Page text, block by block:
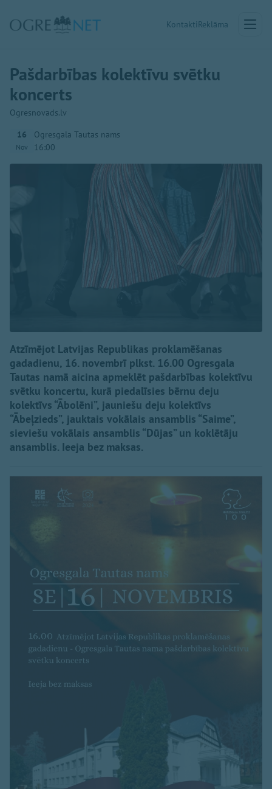
KontaktiReklāma
Pašdarbības kolektīvu svētku
koncerts
Ogresnovads.lv
16
Nov
Ogresgala Tautas nams
16:00
Atzīmējot Latvijas Republikas proklamēšanas
gadadienu, 16. novembrī plkst. 16.00 Ogresgala
Tautas namā aicina apmeklēt pašdarbības kolektīvu
svētku koncertu, kurā piedalīsies bērnu deju
kolektīvs “Ābolēni”, jauniešu deju kolektīvs
“Ābeļzieds”, jauktais vokālais ansamblis “Saime”,
sieviešu vokālais ansamblis “Dūjas” un koklētāju
ansamblis. Ieeja bez maksas.